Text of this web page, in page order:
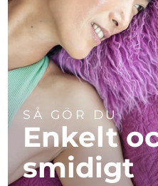
SÅ GÖR DU
Enkelt
smidigt